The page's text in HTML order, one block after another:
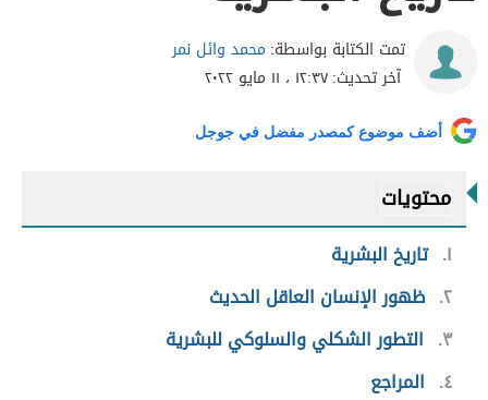
تمت الكتابة بواسطة: محمد وائل نمر
آخر تحديث:١٢:٣٧ ، ١١ مايو ٢٠٢٢
أضف موضوع كمصدر مفضل في جوجل
محتويات
١ تاريخ البشرية
٢ ظهور الإنسان العاقل الحديث
٣
التطور الشكلي والسلوكي للبشرية
٤
المراجع